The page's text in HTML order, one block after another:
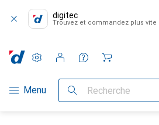
digitec
Trouvez et commandez plus vite
Navigation par catégorie
Menu Recherche
Paramètres
Compte client
Listes de comparaison
Listes d'envies
Panier